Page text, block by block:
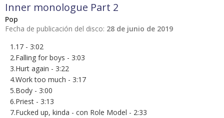
Inner monologue Part 2
Pop
Fecha de publicación del disco: 28 de junio de 2019
1.17 - 3:02
2.Falling for boys - 3:03
3.Hurt again - 3:22
4.Work too much - 3:17
5.Body - 3:00
6.Priest - 3:13
7.Fucked up, kinda - con Role Model - 2:33